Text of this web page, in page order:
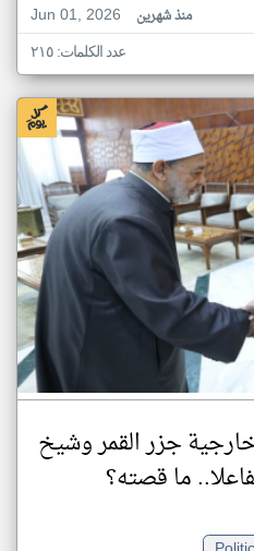
Jun 01, 2026
منذ شهرين
عدد الكلمات: ٢١٥
جزر القمر وشيخ
ما قصته؟